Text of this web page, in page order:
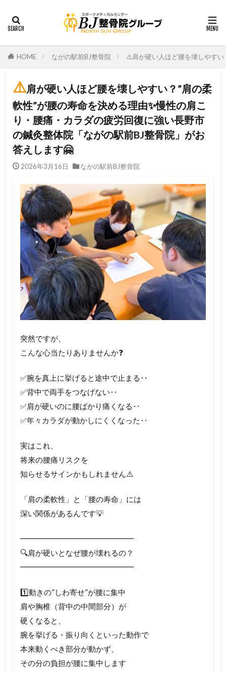
HOME ながの駅前BJ整骨院 ⚠️肩が硬い人ほど腰を壊しやすい
⚠️肩が硬い人ほど腰を壊しやすい？”肩の柔
軟性”が腰の寿命を決める理由✨慢性の肩こ
り・腰痛・カラダの疲労回復に強い長野市
の鍼灸整体院「ながの駅前BJ整骨院」がお
答えします🤗
2026年3月16日 ながの駅前BJ整骨院
突然ですが、
こんな心当たりありませんか❓
✅️腕を真上に挙げると途中で止まる‥
✅️背中で両手をつなげない‥
✅️肩が硬いのに腰ばかり痛くなる‥
✅️年々カラダが動かしにくくなった‥
実はこれ、
将来の腰痛リスクを
知らせるサインかもしれません⚠️
「肩の柔軟性」と「腰の寿命」には
深い関係があるんです💡
━━━━━━━━━━━━━━━
🔍肩が硬いとなぜ腰が壊れるの？
━━━━━━━━━━━━━━━
1️⃣動きの”しわ寄せ”が腰に集中
肩や胸椎（背中の中間部分）が
硬くなると、
腕を挙げる・振り向くといった動作で
本来動くべき部分が動かず、
その分の負担が腰に集中します